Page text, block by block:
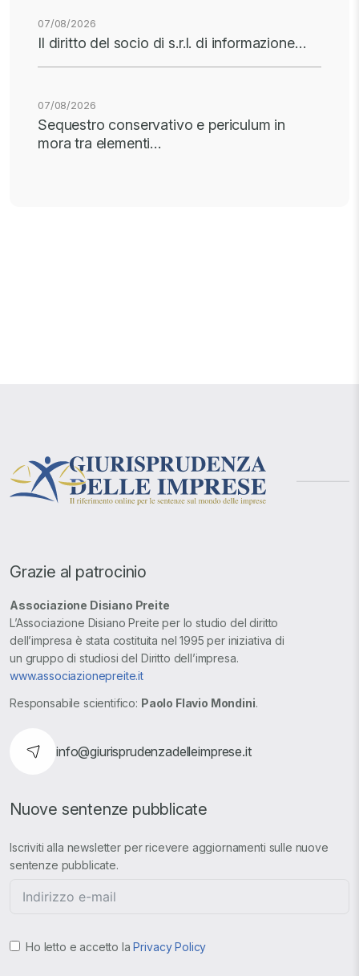
07/08/2026
Il diritto del socio di s.r.l. di informazione…
07/08/2026
Sequestro conservativo e periculum in
mora tra elementi…
Grazie al patrocinio
Associazione Disiano Preite
L’Associazione Disiano Preite per lo studio del diritto
dell’impresa è stata costituita nel 1995 per iniziativa di
un gruppo di studiosi del Diritto dell’impresa.
www.associazionepreite.it
Responsabile scientifico: Paolo Flavio Mondini.
info@giurisprudenzadelleimprese.it
Nuove sentenze pubblicate
Iscriviti alla newsletter per ricevere aggiornamenti sulle nuove
sentenze pubblicate.
Ho letto e accetto laPrivacy Policy